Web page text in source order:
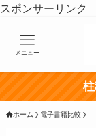
スポンサーリンク
メニュー
ホーム 電子書籍比較